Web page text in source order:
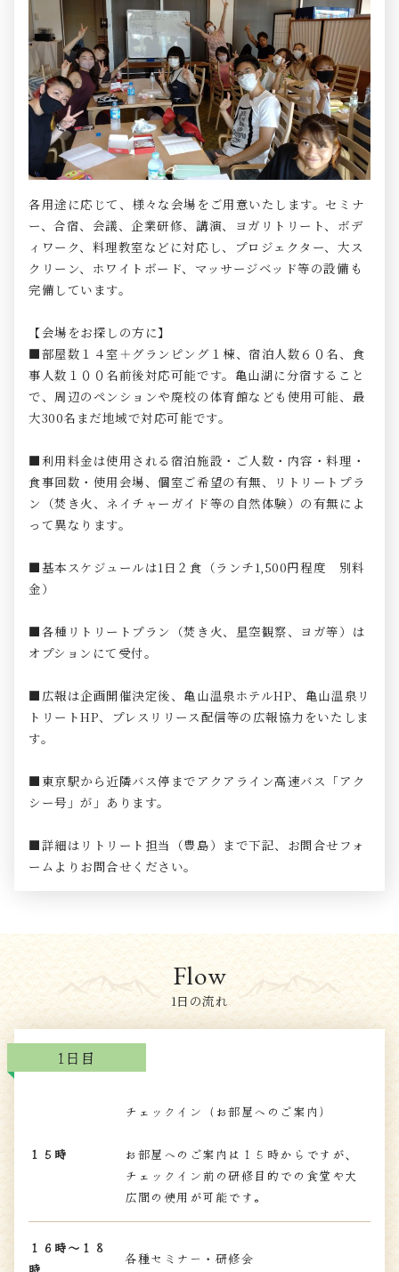
各用途に応じて、様々な会場をご用意いたします。セミナ
ー、合宿、会議、企業研修、講演、ヨガリトリート、ボデ
ィワーク、料理教室などに対応し、プロジェクター、大ス
クリーン、ホワイトボード、マッサージベッド等の設備も
完備しています。
【会場をお探しの方に】
■部屋数１４室＋グランピング１棟、宿泊人数６０名、食
事人数１００名前後対応可能です。亀山湖に分宿すること
で、周辺のペンションや廃校の体育館なども使用可能、最
大300名まだ地域で対応可能です。
■利用料金は使用される宿泊施設・ご人数・内容・料理・
食事回数・使用会場、個室ご希望の有無、リトリートプラ
ン（焚き火、ネイチャーガイド等の自然体験）の有無によ
って異なります。
■基本スケジュールは1日２食（ランチ1,500円程度 別料
金）
■各種リトリートプラン（焚き火、星空観察、ヨガ等）は
オプションにて受付。
■広報は企画開催決定後、亀山温泉ホテルHP、亀山温泉リ
トリートHP、プレスリリース配信等の広報協力をいたしま
す。
■東京駅から近隣バス停までアクアライン高速バス「アク
シー号」が」あります。
■詳細はリトリート担当（豊島）まで下記、お問合せフォ
ームよりお問合せください。
1日の流れ
1日目
１５時
チェックイン（お部屋へのご案内）
お部屋へのご案内は１５時からですが、
チェックイン前の研修目的での食堂や大
広間の使用が可能です。
１６時～１８
時
各種セミナー・研修会